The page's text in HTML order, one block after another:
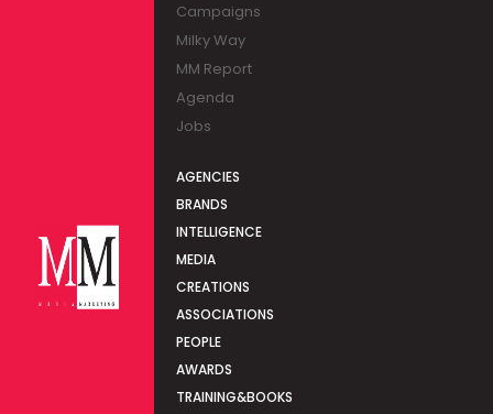
Campaigns
Milky Way
MM Report
Agenda
Jobs
AGENCIES
BRANDS
INTELLIGENCE
MEDIA
CREATIONS
ASSOCIATIONS
PEOPLE
AWARDS
TRAINING&BOOKS